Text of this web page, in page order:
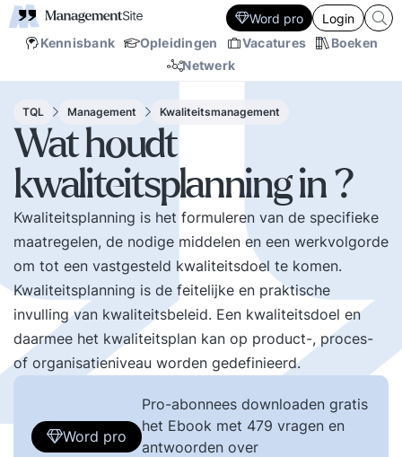
Kennisbank Opleidingen Vacatures
Boeken
Netwerk
Word pro Login
TQL Management Kwaliteitsmanagement
Wat houdt
kwaliteitsplanning in ?
Kwaliteitsplanning is het formuleren van de specifieke
maatregelen, de nodige middelen en een werkvolgorde
om tot een vastgesteld kwaliteitsdoel te komen.
Kwaliteitsplanning is de feitelijke en praktische
invulling van kwaliteitsbeleid. Een kwaliteitsdoel en
daarmee het kwaliteitsplan kan op product-, proces-
of organisatieniveau worden gedefinieerd.
Word pro
Pro-abonnees downloaden gratis
het Ebook met 479 vragen en
antwoorden over